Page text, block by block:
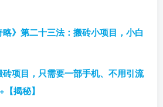
》第二十三法：搬砖小项目，小白
项目，只需要一部手机、不用引流
揭秘】